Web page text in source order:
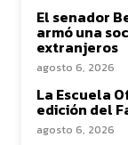
El senador
armó una
extranjeros
agosto 6, 2026
La Escuela
edición del
agosto 6, 2026